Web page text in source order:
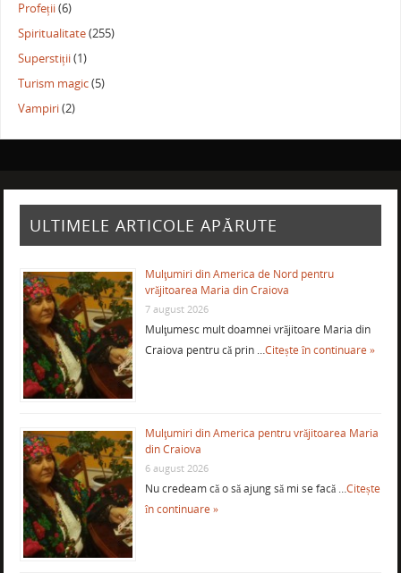
Profeții(6)
Spiritualitate(255)
Superstiții(1)
Turism magic(5)
Vampiri(2)
ULTIMELE ARTICOLE APĂRUTE
Mulţumiri din America de Nord pentru
vrăjitoarea Maria din Craiova
7 august 2026
Mulţumesc mult doamnei vrăjitoare Maria din
Craiova pentru că prin …Citește în continuare »
Mulţumiri din America pentru vrăjitoarea Maria
din Craiova
6 august 2026
Nu credeam că o să ajung să mi se facă …Citește
în continuare »